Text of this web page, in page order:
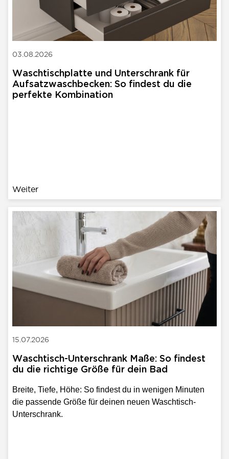
03.08.2026
Waschtischplatte und Unterschrank für
Aufsatzwaschbecken: So findest du die
perfekte Kombination
Weiter
15.07.2026
Waschtisch-Unterschrank Maße: So findest
du die richtige Größe für dein Bad
Breite, Tiefe, Höhe: So findest du in wenigen Minuten
die passende Größe für deinen neuen Waschtisch-
Unterschrank.